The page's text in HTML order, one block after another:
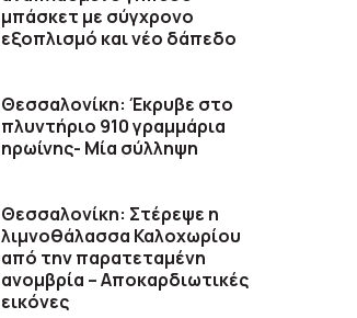
μπάσκετ με σύγχρονο
εξοπλισμό και νέο δάπεδο
Θεσσαλονίκη: Έκρυβε στο
πλυντήριο 910 γραμμάρια
ηρωίνης- Μία σύλληψη
Θεσσαλονίκη: Στέρεψε η
λιμνοθάλασσα Καλοχωρίου
από την παρατεταμένη
ανομβρία – Αποκαρδιωτικές
εικόνες